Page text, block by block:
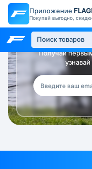
Приложение
Покупай выгодно,
Получай